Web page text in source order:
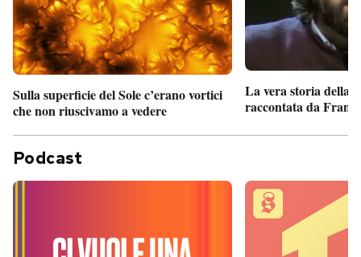
Sulla superficie del Sole c’erano vortici
che non riuscivamo a vedere
La vera storia della
raccontata da
Podcast